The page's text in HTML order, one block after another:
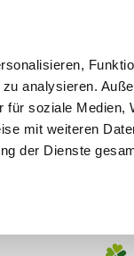
analysieren.
soziale Medien,
mit weiteren
der DiensteRatgeber